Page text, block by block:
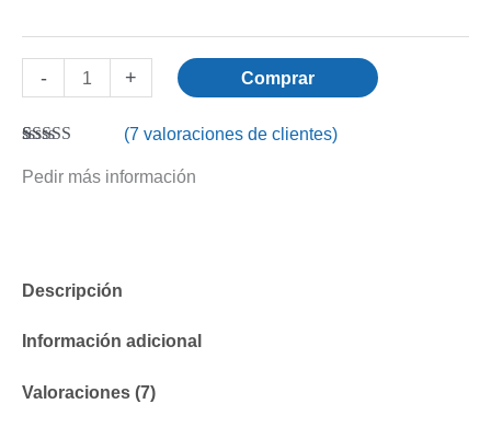
- + Comprar
5.00de 5 en
(7 valoraciones de clientes)
Pedir más información
Descripción
Información adicional
Valoraciones (7)